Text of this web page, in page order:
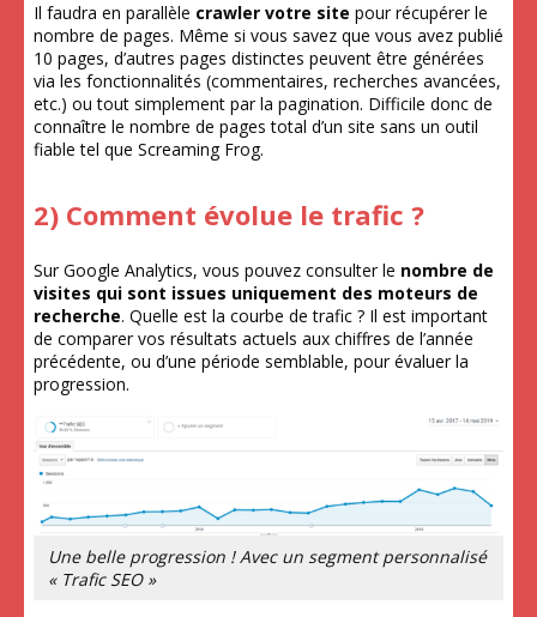
Il faudra en parallèle crawler votre site pour récupérer le
nombre de pages. Même si vous savez que vous avez publié
10 pages, d’autres pages distinctes peuvent être générées
via les fonctionnalités (commentaires, recherches avancées,
etc.) ou tout simplement par la pagination. Difficile donc de
connaître le nombre de pages total d’un site sans un outil
fiable tel que Screaming Frog.
2) Comment évolue le trafic ?
Sur Google Analytics, vous pouvez consulter le nombre de
visites qui sont issues uniquement des moteurs de
recherche. Quelle est la courbe de trafic ? Il est important
de comparer vos résultats actuels aux chiffres de l’année
précédente, ou d’une période semblable, pour évaluer la
progression.
Une belle progression ! Avec un segment personnalisé
« Trafic SEO »